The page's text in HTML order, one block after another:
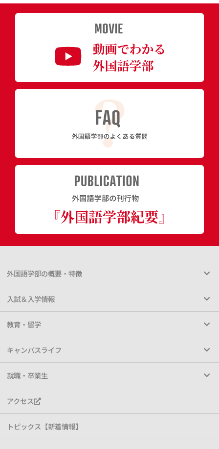
外国語学部の概要・特徴
入試＆入学情報
教育・留学
キャンパスライフ
就職・卒業生
アクセス
トピックス【新着情報】